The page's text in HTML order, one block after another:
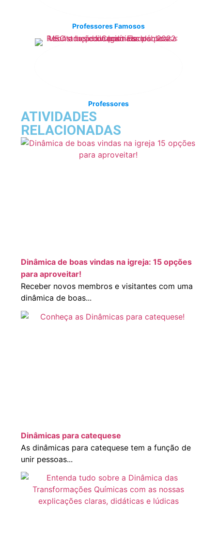
Professores Famosos
Professores
ATIVIDADES
RELACIONADAS
Dinâmica de boas vindas na igreja: 15 opções
para aproveitar!
Receber novos membros e visitantes com uma
dinâmica de boas...
Dinâmicas para catequese
As dinâmicas para catequese tem a função de
unir pessoas...